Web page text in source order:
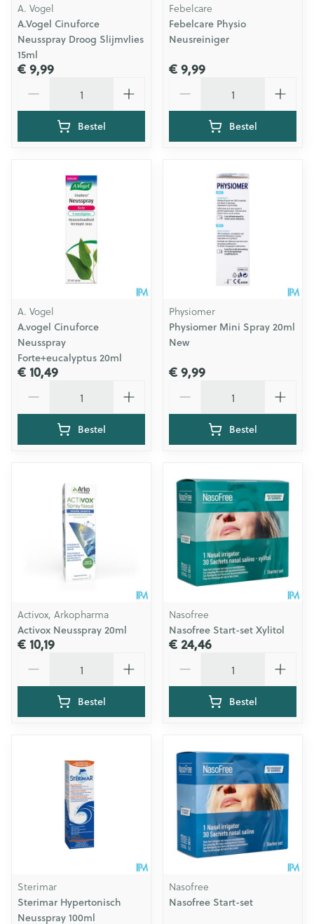
A. Vogel
A.Vogel Cinuforce
Neusspray Droog Slijmvlies
15ml
€ 9,99
Bestel
Febelcare
Febelcare Physio
Neusreiniger
€ 9,99
Bestel
A. Vogel
A.vogel Cinuforce
Neusspray
Forte+eucalyptus 20ml
€ 10,49
Bestel
Physiomer
Physiomer Mini Spray 20ml
New
€ 9,99
Bestel
Activox, Arkopharma
Activox Neusspray 20ml
€ 10,19
Bestel
Nasofree
Nasofree Start-set Xylitol
€ 24,46
Bestel
Sterimar
Sterimar Hypertonisch
Neusspray 100ml
Nasofree
Nasofree Start-set